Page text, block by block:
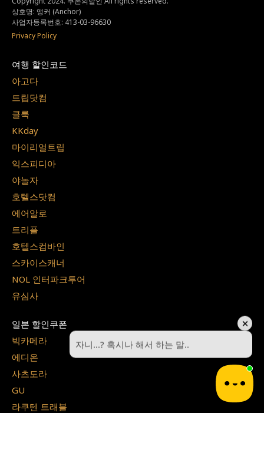
상호명: 앵커 (Anchor)
사업자등록번호: 413-03-96630
Privacy Policy
여행 할인코드
아고다
트립닷컴
클룩
KKday
마이리얼트립
익스피디아
야놀자
호텔스닷컴
에어알로
트리플
호텔스컴바인
스카이스캐너
NOL 인터파크투어
유심사
일본 할인쿠폰
빅카메라
에디온
사츠도라
GU
라쿠텐 트래블